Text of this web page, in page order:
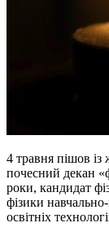
4 травня пішов
почесний декан
роки, кандидат
фізики
освітніх